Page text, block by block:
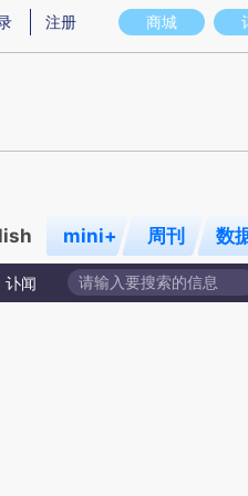
意图存在偏差。不代表财新观点和立
商城
注册
mini+ 周刊 数
讣闻